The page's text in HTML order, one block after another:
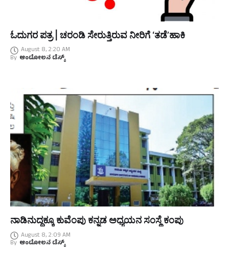
ಓದುಗರ ಪತ್ರ | ಚರಂಡಿ ಸೇರುತ್ತಿರುವ ನೀರಿಗೆ ‘ತಡೆ’ಹಾಕಿ
August 8, 2:20 AM
By ಆಂದೋಲನ ಡೆಸ್ಕ್
ನಾಡಿನುದ್ದಕ್ಕೂ ಕುವೆಂಪು ಕನ್ನಡ ಅಧ್ಯಯನ ಸಂಸ್ಥೆ ಕಂಪು
August 8, 2:09 AM
By ಆಂದೋಲನ ಡೆಸ್ಕ್